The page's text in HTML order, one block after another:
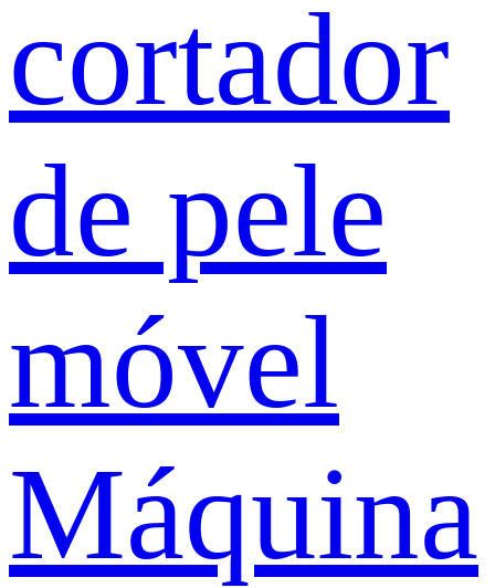
cortador
de pele
móvel
Máquina